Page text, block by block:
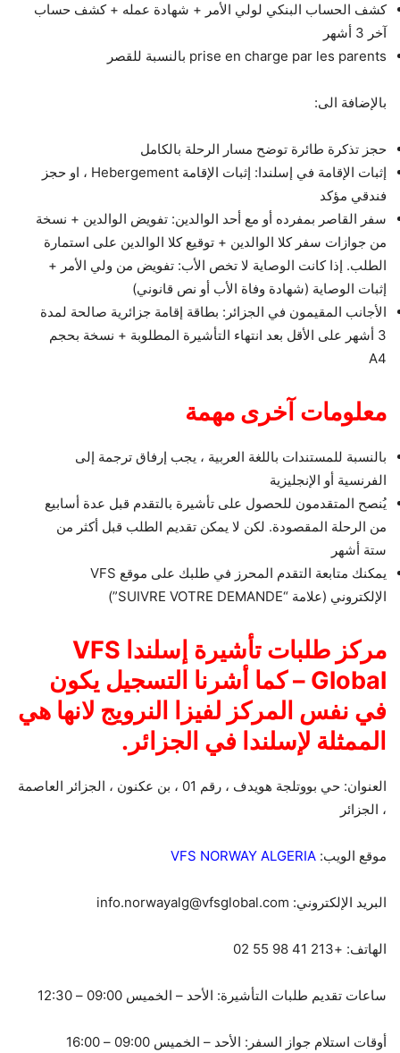
كشف الحساب البنكي لولي الأمر + شهادة عمله + كشف حساب
آخر 3 أشهر
prise en charge par les parents بالنسبة للقصر
بالإضافة الى:
حجز تذكرة طائرة توضح مسار الرحلة بالكامل
إثبات الإقامة في إسلندا: إثبات الإقامة Hebergement ، او حجز
فندقي مؤكد
سفر القاصر بمفرده أو مع أحد الوالدين: تفويض الوالدين + نسخة
من جوازات سفر كلا الوالدين + توقيع كلا الوالدين على استمارة
الطلب. إذا كانت الوصاية لا تخص الأب: تفويض من ولي الأمر +
إثبات الوصاية (شهادة وفاة الأب أو نص قانوني)
الأجانب المقيمون في الجزائر: بطاقة إقامة جزائرية صالحة لمدة
3 أشهر على الأقل بعد انتهاء التأشيرة المطلوبة + نسخة بحجم
A4
معلومات آخرى مهمة
بالنسبة للمستندات باللغة العربية ، يجب إرفاق ترجمة إلى
الفرنسية أو الإنجليزية
يُنصح المتقدمون للحصول على تأشيرة بالتقدم قبل عدة أسابيع
من الرحلة المقصودة. لكن لا يمكن تقديم الطلب قبل أكثر من
ستة أشهر
يمكنك متابعة التقدم المحرز في طلبك على موقع VFS
الإلكتروني (علامة “SUIVRE VOTRE DEMANDE”)
مركز طلبات تأشيرة إسلندا VFS
Global – كما أشرنا التسجيل يكون
في نفس المركز لفيزا النرويج لانها هي
الممثلة لإسلندا في الجزائر.
العنوان: حي بووتلجة هويدف ، رقم 01 ، بن عكنون ، الجزائر العاصمة
، الجزائر
موقع الويب: VFS NORWAY ALGERIA
البريد الإلكتروني: info.norwayalg@vfsglobal.com
الهاتف: +213 41 98 55 02
ساعات تقديم طلبات التأشيرة: الأحد – الخميس 09:00 – 12:30
أوقات استلام جواز السفر: الأحد – الخميس 09:00 – 16:00